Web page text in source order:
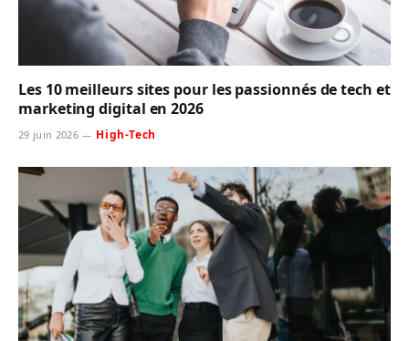
Les 10 meilleurs sites pour les passionnés de tech et
marketing digital en 2026
29 juin 2026 High-Tech